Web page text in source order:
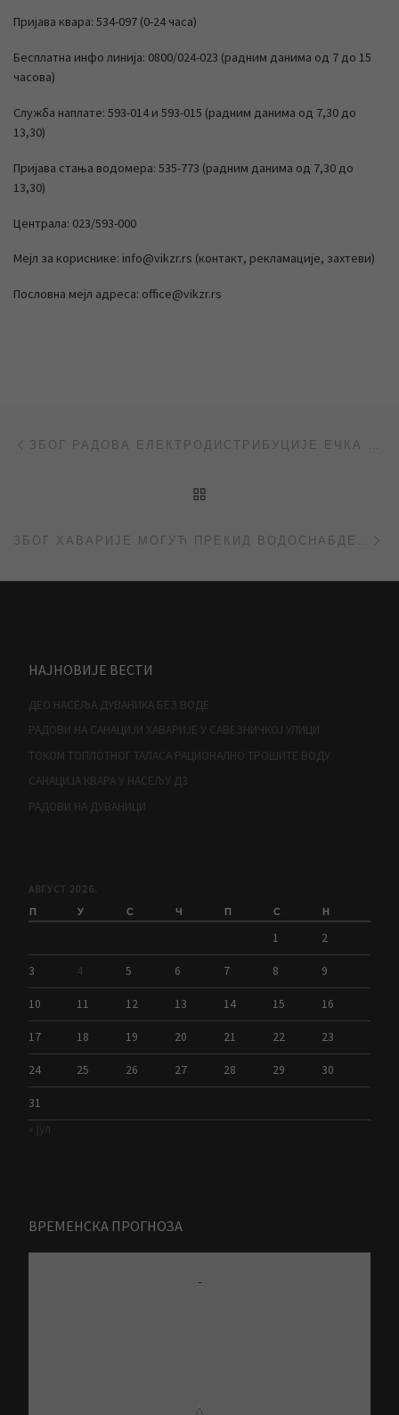
Пријава квара: 534-097 (0-24 часа)
Бесплатна инфо линија: 0800/024-023 (радним данима од 7 до 15
часова)
Служба наплате: 593-014 и 593-015 (радним данима од 7,30 до
13,30)
Пријава стања водомера: 535-773 (радним данима од 7,30 до
13,30)
Централа: 023/593-000
Мејл за кориснике: info@vikzr.rs (контакт, рекламације, захтеви)
Пословна мејл адреса: office@vikzr.rs
Post navigation
НАЈНОВИЈЕ ВЕСТИ
ДЕО НАСЕЉА ДУВАНИКА БЕЗ ВОДЕ
РАДОВИ НА САНАЦИЈИ ХАВАРИЈЕ У САВЕЗНИЧКОЈ УЛИЦИ
ТОКОМ ТОПЛОТНОГ ТАЛАСА РАЦИОНАЛНО ТРОШИТЕ ВОДУ
САНАЦИЈА КВАРА У НАСЕЉУ Д3
РАДОВИ НА ДУВАНИЦИ
АВГУСТ 2026.
П У С Ч П С Н
1 2
3 4 5 6 7 8 9
10 11 12 13 14 15 16
17 18 19 20 21 22 23
24 25 26 27 28 29 30
31
« јул
ВРЕМЕНСКА ПРОГНОЗА
-